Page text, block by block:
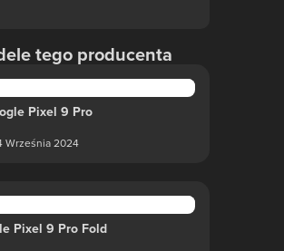
tego producenta
Pixel 9 Pro
Września 2024
Pixel 9 Pro Fold